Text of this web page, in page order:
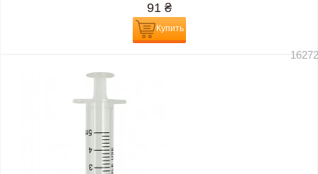
91 ₴
Купить